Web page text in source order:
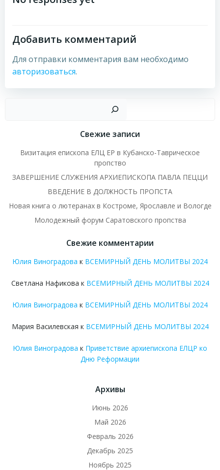
Добавить комментарий
Для отправки комментария вам необходимо
авторизоваться.
Свежие записи
Визитация епископа ЕЛЦ ЕР в Кубанско-Таврическое
пропство
ЗАВЕРШЕНИЕ СЛУЖЕНИЯ АРХИЕПИСКОПА ПАВЛА ПЕЦЦИ
ВВЕДЕНИЕ В ДОЛЖНОСТЬ ПРОПСТА
Новая книга о лютеранах в Костроме, Ярославле и Вологде
Молодежный форум Саратовского пропства
Свежие комментарии
Юлия Виноградова к ВСЕМИРНЫЙ ДЕНЬ МОЛИТВЫ 2024
Светлана Нафикова к ВСЕМИРНЫЙ ДЕНЬ МОЛИТВЫ 2024
Юлия Виноградова к ВСЕМИРНЫЙ ДЕНЬ МОЛИТВЫ 2024
Мария Василевская к ВСЕМИРНЫЙ ДЕНЬ МОЛИТВЫ 2024
Юлия Виноградова к Приветствие архиепископа ЕЛЦР ко
Дню Реформации
Архивы
Июнь 2026
Май 2026
Февраль 2026
Декабрь 2025
Ноябрь 2025